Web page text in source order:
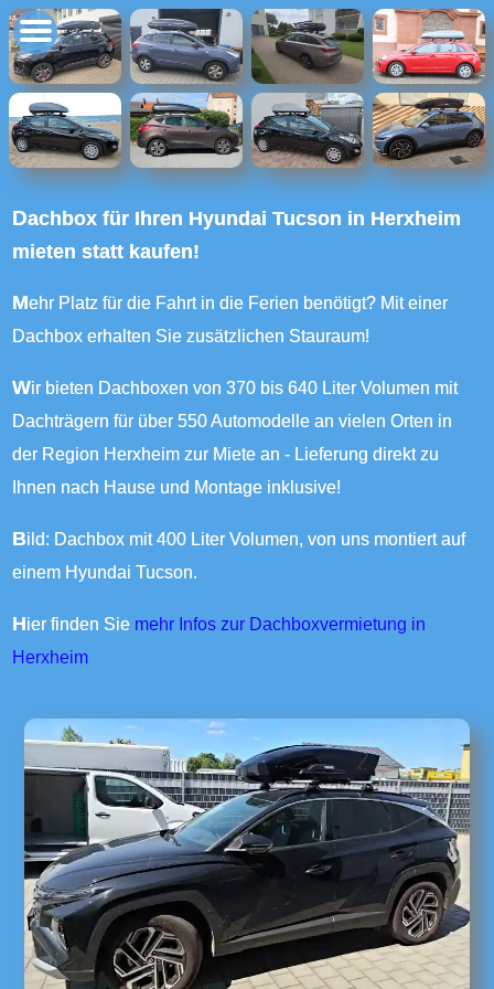
Dachbox für Ihren Hyundai Tucson in Herxheim
mieten statt kaufen!
Mehr Platz für die Fahrt in die Ferien benötigt? Mit einer
Dachbox erhalten Sie zusätzlichen Stauraum!
Wir bieten Dachboxen von 370 bis 640 Liter Volumen mit
Dachträgern für über 550 Automodelle an vielen Orten in
der Region Herxheim zur Miete an - Lieferung direkt zu
Ihnen nach Hause und Montage inklusive!
Bild: Dachbox mit 400 Liter Volumen, von uns montiert auf
einem Hyundai Tucson.
Hier finden Sie mehr Infos zur Dachboxvermietung in
Herxheim